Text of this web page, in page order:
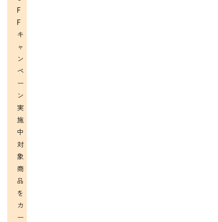
F
F
キ
ャ
ン
ペ
ー
ン
実
施
中
対
象
商
品
を
カ
ー